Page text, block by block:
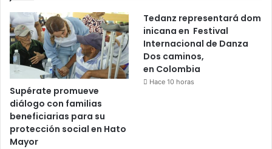
Supérate promueve
diálogo con familias
beneficiarias para su
protección social en Hato
Mayor
Tedanz representará dom
inicana en Festival
Internacional de Danza
Dos caminos,
en Colombia
Hace 10 horas